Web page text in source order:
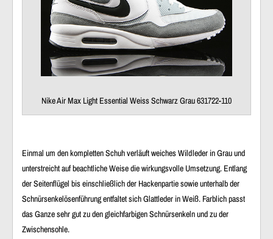
Nike Air Max Light Essential Weiss Schwarz Grau 631722-110
Einmal um den kompletten Schuh verläuft weiches Wildleder in Grau und
unterstreicht auf beachtliche Weise die wirkungsvolle Umsetzung. Entlang
der Seitenflügel bis einschließlich der Hackenpartie sowie unterhalb der
Schnürsenkelösenführung entfaltet sich Glattleder in Weiß. Farblich passt
das Ganze sehr gut zu den gleichfarbigen Schnürsenkeln und zu der
Zwischensohle.